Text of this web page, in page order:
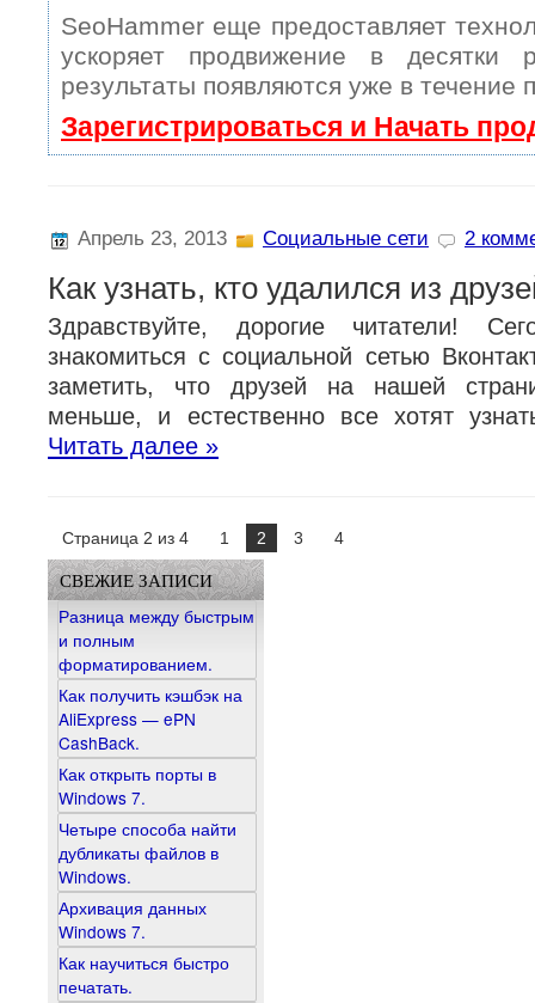
SeoHammer еще предоставляет
ускоряет продвижение в десятки
результаты появляются уже в течение
Зарегистрироваться и Начать
Апрель 23, 2013 Социальные сети 2
Как узнать, кто удалился из
Здравствуйте, дорогие читатели!
знакомиться с социальной сетью
заметить, что друзей на нашей
меньше, и естественно все хотят
Читать далее »
Страница 2 из 4 1 2 3 4
СВЕЖИЕ ЗАПИСИ
Разница между быстрым
и полным
форматированием.
Как получить кэшбэк на
AliExpress — ePN
CashBack.
Как открыть порты в
Windows 7.
Четыре способа найти
дубликаты файлов в
Windows.
Архивация данных
Windows 7.
Как научиться быстро
печатать.